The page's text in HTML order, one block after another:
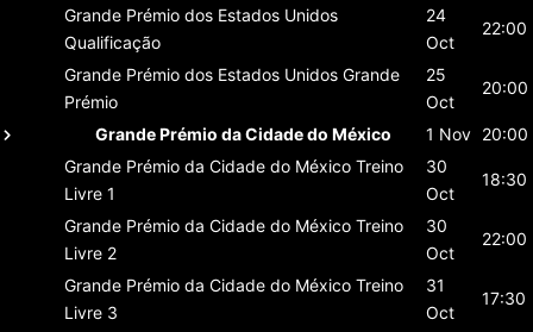
Grande Prémio dos Estados Unidos
Qualificação
24
Oct
22:00
Grande Prémio dos Estados Unidos Grande
Prémio
25
Oct
20:00
Grande Prémio da Cidade do México 1 Nov 20:00
Grande Prémio da Cidade do México Treino
Livre 1
30
Oct
18:30
Grande Prémio da Cidade do México Treino
Livre 2
30
Oct
22:00
Grande Prémio da Cidade do México Treino
Livre 3
31
Oct
17:30